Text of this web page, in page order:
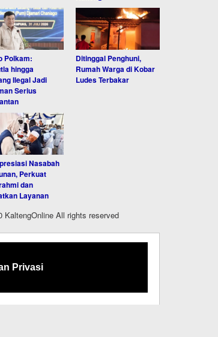
Polkam:
hingga
Ilegal Jadi
Serius
Ditinggal Penghuni,
Rumah Warga di Kobar
Ludes Terbakar
Nasabah
Perkuat
dan
Layanan
KaltengOnline All rights reserved
Privasi